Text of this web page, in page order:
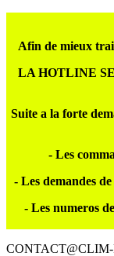
Afin de mieux
LA HOTLINE
Suite a la forte
- Les
- Les demandes
- Les numeros